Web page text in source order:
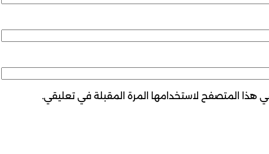
هذا المتصفح لاستخدامها المرة المقبلة في تعليقي.